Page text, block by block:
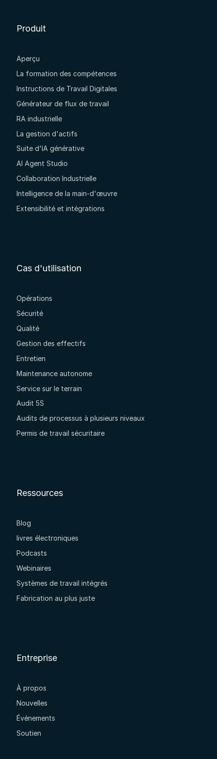
Produit
Aperçu
La formation des compétences
Instructions de Travail Digitales
Générateur de flux de travail
RA industrielle
La gestion d'actifs
Suite d'IA générative
AI Agent Studio
Collaboration Industrielle
Intelligence de la main-d'œuvre
Extensibilité et intégrations
Cas d'utilisation
Opérations
Sécurité
Qualité
Gestion des effectifs
Entretien
Maintenance autonome
Service sur le terrain
Audit 5S
Audits de processus à plusieurs niveaux
Permis de travail sécuritaire
Ressources
Blog
livres électroniques
Podcasts
Webinaires
Systèmes de travail intégrés
Fabrication au plus juste
Entreprise
À propos
Nouvelles
Événements
Soutien